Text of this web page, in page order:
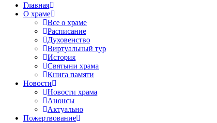
Главная
О храме
Все о храме
Расписание
Духовенство
Виртуальный тур
История
Святыни храма
Книга памяти
Новости
Новости храма
Анонсы
Актуально
Пожертвование